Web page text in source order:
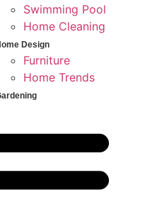
Swimming Pool
Home Cleaning
Design
Furniture
Home Trends